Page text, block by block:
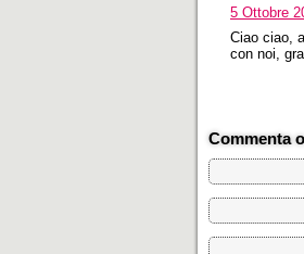
5 Ottobre
Ciao ciao,
con noi,
Commenta